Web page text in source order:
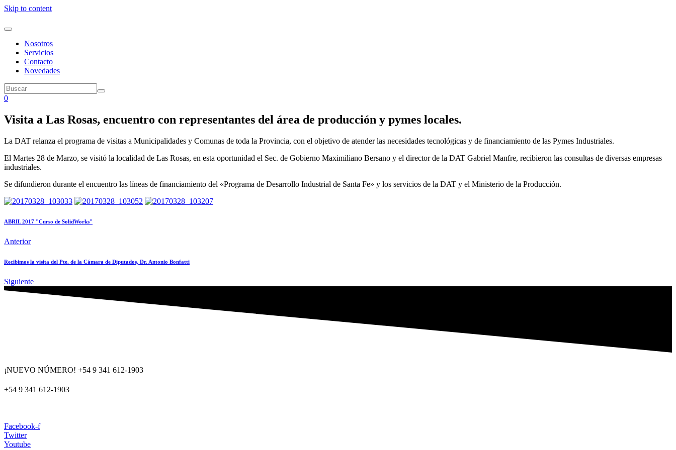
Skip to content
Nosotros
Servicios
Contacto
Novedades
0
Visita a Las Rosas, encuentro con representantes del área de producción y pymes locales.
La DAT relanza el programa de visitas a Municipalidades y Comunas de toda la Provincia, con el objetivo de atender las necesidades tecnológicas y de financiamiento de las Pymes Industriales.
El Martes 28 de Marzo, se visitó la localidad de Las Rosas, en esta oportunidad el Sec. de Gobierno Maximiliano Bersano y el director de la DAT Gabriel Manfre, recibieron las consultas de diversas empresas
industriales.
Se difundieron durante el encuentro las líneas de financiamiento del «Programa de Desarrollo Industrial de Santa Fe» y los servicios de la DAT y el Ministerio de la Producción.
ABRIL 2017 "Curso de SolidWorks"
Anterior
Recibimos la visita del Pte. de la Cámara de Diputados, Dr. Antonio Bonfatti
Siguiente
¡NUEVO NÚMERO! +54 9 341 612-1903
+54 9 341 612-1903
Facebook-f
Twitter
Youtube